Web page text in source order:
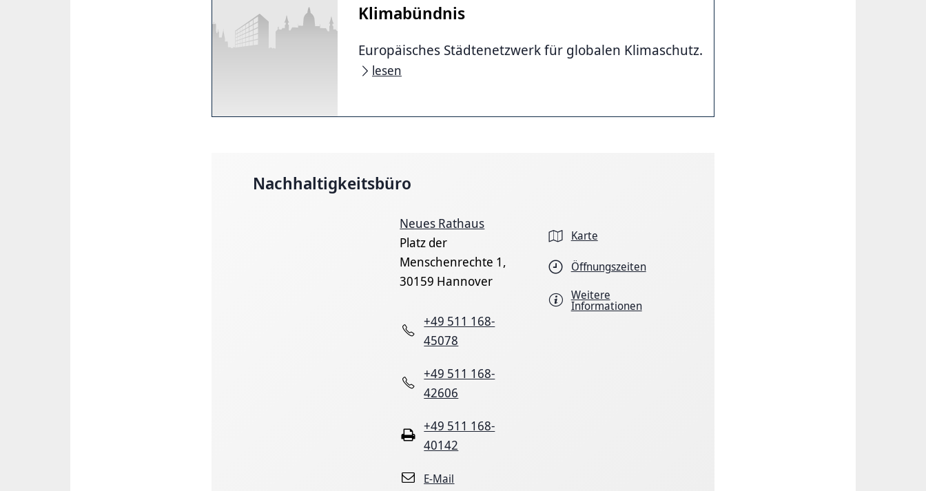
Klimabündnis
Europäisches Städtenetzwerk für globalen Klimaschutz.
lesen
Nachhaltigkeitsbüro
Neues Rathaus
Platz der
Menschenrechte 1,
30159 Hannover
+49 511 168-
45078
+49 511 168-
42606
+49 511 168-
40142
E-Mail
Karte
Öffnungszeiten
Weitere
Informationen